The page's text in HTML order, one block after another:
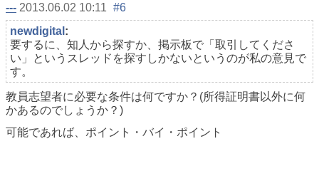
--- 2013.06.02 10:11 #6
newdigital :
要するに、知人から探すか、掲示板で「取引してくださ
い」というスレッドを探すしかないというのが私の意見で
す。
教員志望者に必要な条件は何ですか？(所得証明書以外に何
かあるのでしょうか？)
可能であれば、ポイント・バイ・ポイント